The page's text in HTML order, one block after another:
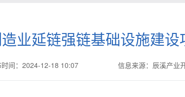
业延链强链基础设施建
间：2024-12-18 10:07 信息来源：辰溪产业